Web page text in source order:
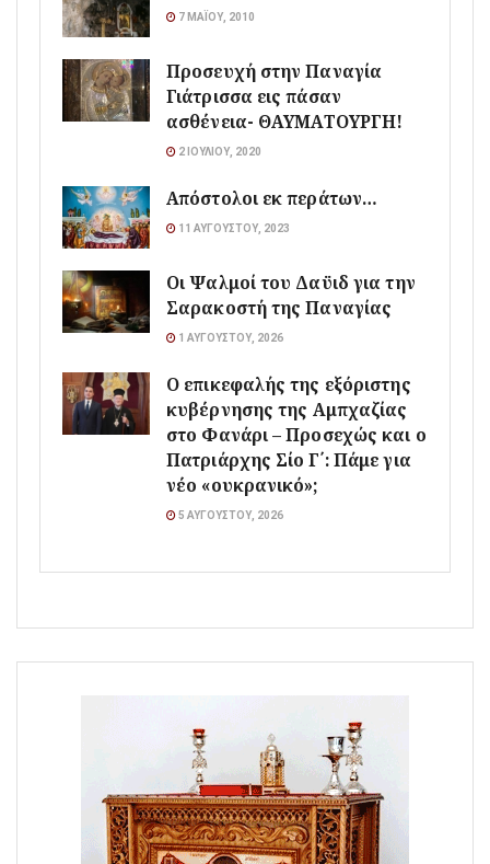
7 ΜΑΪ́ΟΥ, 2010
Προσευχή στην Παναγία
Γιάτρισσα εις πάσαν
ασθένεια- ΘΑΥΜΑΤΟΥΡΓΗ!
2 ΙΟΥΛΊΟΥ, 2020
Απόστολοι εκ περάτων…
11 ΑΥΓΟΎΣΤΟΥ, 2023
Οι Ψαλμοί του Δαϋιδ για την
Σαρακοστή της Παναγίας
1 ΑΥΓΟΎΣΤΟΥ, 2026
Ο επικεφαλής της εξόριστης
κυβέρνησης της Αμπχαζίας
στο Φανάρι – Προσεχώς και ο
Πατριάρχης Σίο Γ΄: Πάμε για
νέο «ουκρανικό»;
5 ΑΥΓΟΎΣΤΟΥ, 2026